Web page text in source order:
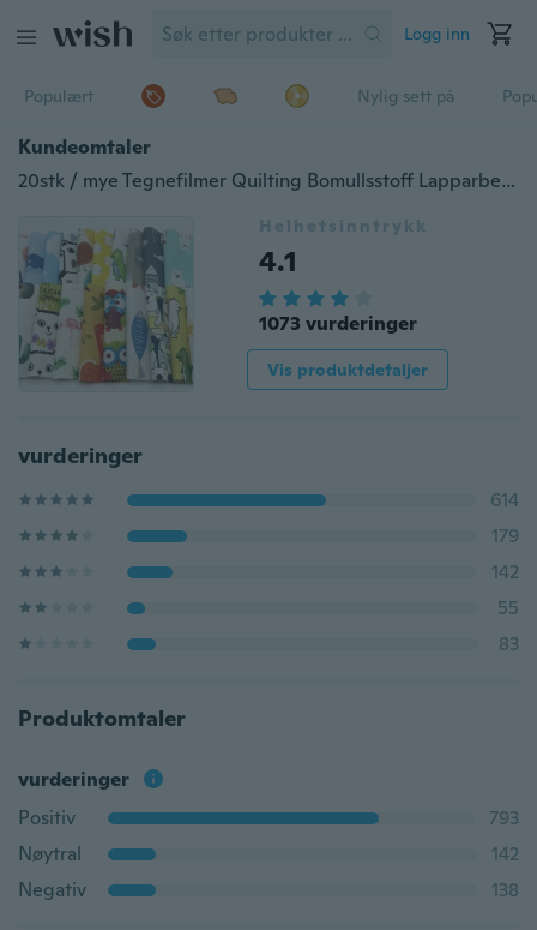
Logg inn
Populært Nylig sett på
Kundeomtaler
20stk / mye Tegnefilmer Quilting Bomullsstoff Lapparbeid Stoffbunter Stoff for håndlagde vesker Veske putevar (som vist bilde)
Helhetsinntrykk
4.1
1073 vurderinger
Vis produktdetaljer
vurderinger
614
179
142
55
83
Produktomtaler
vurderinger
Positiv
793
Nøytral
142
Negativ
138